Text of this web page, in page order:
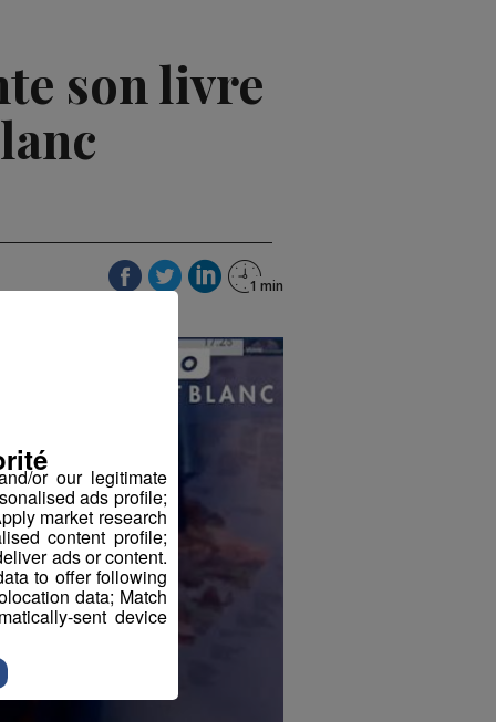
son livre
or our legitimate
ads profile;
market research
content profile;
ads or content.
to offer following
data; Match
sent device